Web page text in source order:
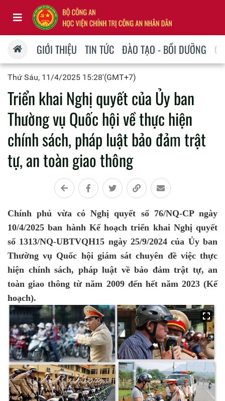
GIỚI THIỆU TIN TỨC ĐÀO TẠO - BỒI DƯỠNG
Thứ Sáu, 11/4/2025 15:28'(GMT+7)
Triển khai Nghị quyết của Ủy ban
Thường vụ Quốc hội về thực hiện
chính sách, pháp luật bảo đảm trật
tự, an toàn giao thông
Chính phủ vừa có Nghị quyết số 76/NQ-CP ngày
10/4/2025 ban hành Kế hoạch triển khai Nghị quyết
số 1313/NQ-UBTVQH15 ngày 25/9/2024 của Ủy ban
Thường vụ Quốc hội giám sát chuyên đề việc thực
hiện chính sách, pháp luật về bảo đảm trật tự, an
toàn giao thông từ năm 2009 đến hết năm 2023 (Kế
hoạch).